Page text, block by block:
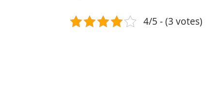
4/5 - (3 votes)